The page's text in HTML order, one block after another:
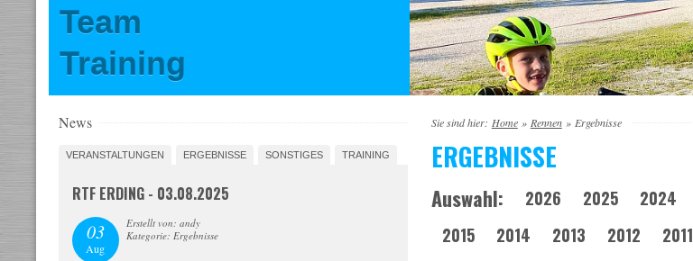
Team
Training
Sie sind hier: Home » Rennen » Ergebnisse
ERGEBNISSE
Auswahl: 2026 2025 2024
2015
2014 2013 2012 2011
News
VERANSTALTUNGEN ERGEBNISSE SONSTIGES TRAINING
RTF ERDING - 03.08.2025
03
Aug
Erstellt von: andy
Kategorie: Ergebnisse